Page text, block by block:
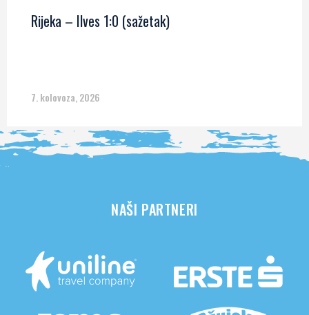
Rijeka – Ilves 1:0 (sažetak)
7. kolovoza, 2026
NAŠI PARTNERI